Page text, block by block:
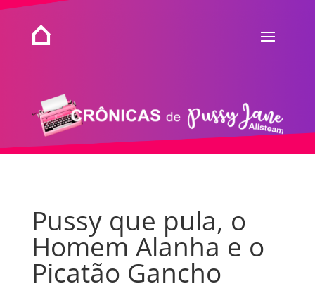
Pussy que pula, o
Homem Alanha e o
Picatão Gancho